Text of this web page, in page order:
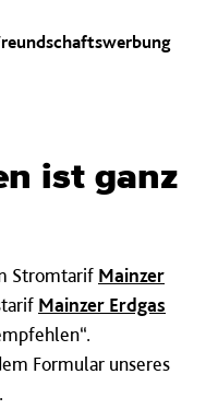
ist ganz
Stromtarif Mainzer
Mainzer Erdgas
Formular unseres